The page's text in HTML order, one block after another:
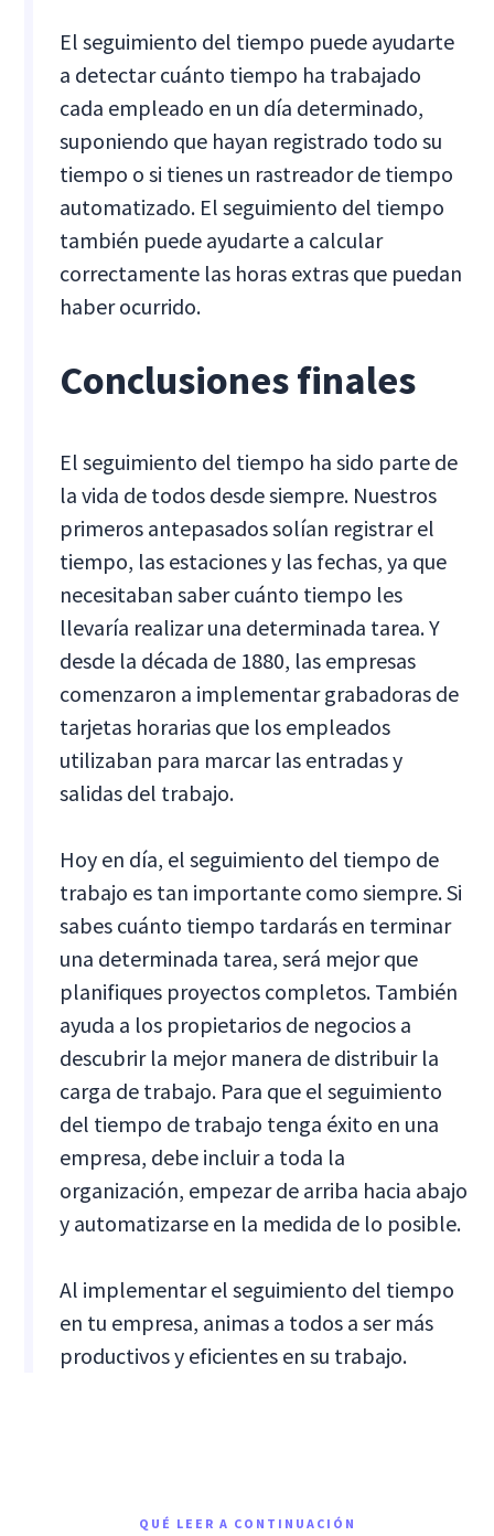
El seguimiento del tiempo puede ayudarte
a detectar cuánto tiempo ha trabajado
cada empleado en un día determinado,
suponiendo que hayan registrado todo su
tiempo o si tienes un rastreador de tiempo
automatizado. El seguimiento del tiempo
también puede ayudarte a calcular
correctamente las horas extras que puedan
haber ocurrido.
Conclusiones finales
El seguimiento del tiempo ha sido parte de
la vida de todos desde siempre. Nuestros
primeros antepasados solían registrar el
tiempo, las estaciones y las fechas, ya que
necesitaban saber cuánto tiempo les
llevaría realizar una determinada tarea. Y
desde la década de 1880, las empresas
comenzaron a implementar grabadoras de
tarjetas horarias que los empleados
utilizaban para marcar las entradas y
salidas del trabajo.
Hoy en día, el seguimiento del tiempo de
trabajo es tan importante como siempre. Si
sabes cuánto tiempo tardarás en terminar
una determinada tarea, será mejor que
planifiques proyectos completos. También
ayuda a los propietarios de negocios a
descubrir la mejor manera de distribuir la
carga de trabajo. Para que el seguimiento
del tiempo de trabajo tenga éxito en una
empresa, debe incluir a toda la
organización, empezar de arriba hacia abajo
y automatizarse en la medida de lo posible.
Al implementar el seguimiento del tiempo
en tu empresa, animas a todos a ser más
productivos y eficientes en su trabajo.
QUÉ LEER A CONTINUACIÓN